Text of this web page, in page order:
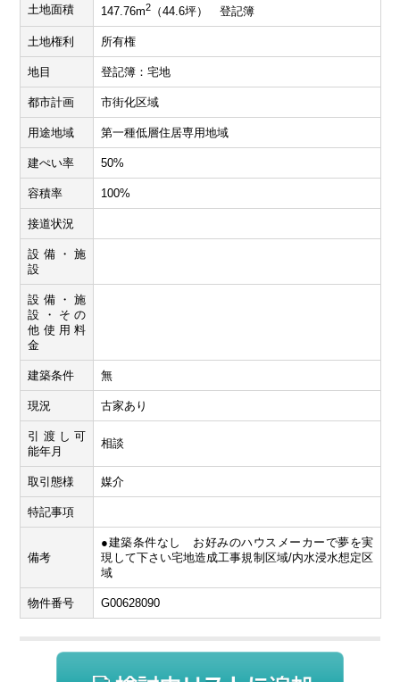
土地面積 147.76m2 （44.6坪） 登記簿
土地権利 所有権
地目 登記簿：宅地
都市計画 市街化区域
用途地域 第一種低層住居専用地域
建ぺい率 50%
容積率 100%
接道状況
設備・施
設
設備・施
設・その
他使用料
金
建築条件 無
現況 古家あり
引渡し可
能年月
相談
取引態様 媒介
特記事項
備考
●建築条件なし お好みのハウスメーカーで夢を実
現して下さい宅地造成工事規制区域/内水浸水想定区
域
物件番号 G00628090